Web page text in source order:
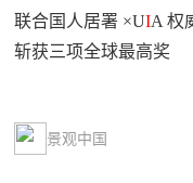
联合国人居署 ×UIA 权
斩获三项全球最高奖
景观中国